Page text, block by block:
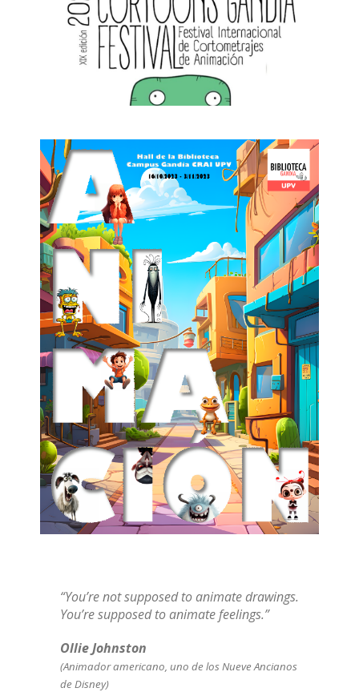
“You’re not supposed to animate drawings.
You’re supposed to animate feelings.”
Ollie Johnston
(Animador americano, uno de los Nueve Ancianos
de Disney)